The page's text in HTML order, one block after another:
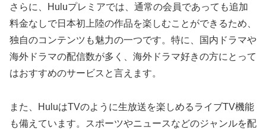
さらに、Huluプレミアでは、通常の会員であっても追加
料金なしで日本初上陸の作品を楽しむことができるため、
独自のコンテンツも魅力の一つです。特に、国内ドラマや
海外ドラマの配信数が多く、海外ドラマ好きの方にとって
はおすすめのサービスと言えます。
また、HuluはTVのように生放送を楽しめるライブTV機能
も備えています。スポーツやニュースなどのジャンルを配